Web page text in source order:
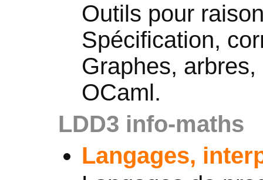
Outils pour
Spécification,
Graphes,
OCaml.
LDD3 info-maths
Langages,